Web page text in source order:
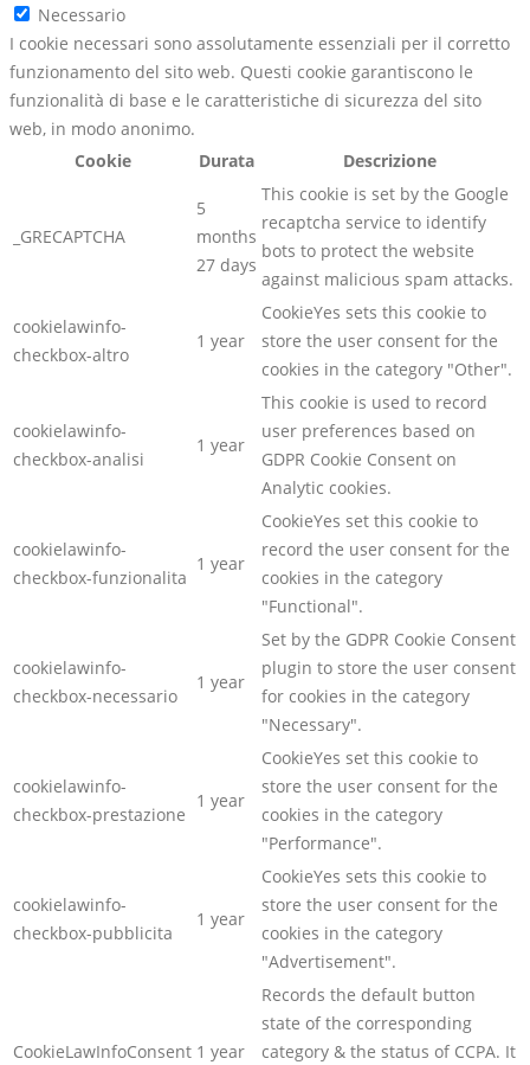
Necessario
I cookie necessari sono assolutamente essenziali per il corretto
funzionamento del sito web. Questi cookie garantiscono le
funzionalità di base e le caratteristiche di sicurezza del sito
web, in modo anonimo.
Cookie
Durata Descrizione
_GRECAPTCHA
5
months
27 days
This cookie is set by the Google
recaptcha service to identify
bots to protect the website
against malicious spam attacks.
cookielawinfo-
checkbox-altro
1 year
CookieYes sets this cookie to
store the user consent for the
cookies in the category "Other".
cookielawinfo-
checkbox-analisi
1 year
This cookie is used to record
user preferences based on
GDPR Cookie Consent on
Analytic cookies.
cookielawinfo-
checkbox-funzionalita
1 year
CookieYes set this cookie to
record the user consent for the
cookies in the category
"Functional".
cookielawinfo-
checkbox-necessario
1 year
Set by the GDPR Cookie Consent
plugin to store the user consent
for cookies in the category
"Necessary".
cookielawinfo-
checkbox-prestazione
1 year
CookieYes set this cookie to
store the user consent for the
cookies in the category
"Performance".
cookielawinfo-
checkbox-pubblicita
1 year
CookieYes sets this cookie to
store the user consent for the
cookies in the category
"Advertisement".
CookieLawInfoConsent 1 year
Records the default button
state of the corresponding
category & the status of CCPA. It